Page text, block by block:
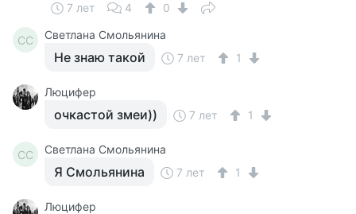
7 лет 4 0
СС Светлана Смольянина
Не знаю такой 7 лет 1
Люцифер
очкастой змеи)) 7 лет 1
СС Светлана Смольянина
Я Смольянина 7 лет 1
Люцифер